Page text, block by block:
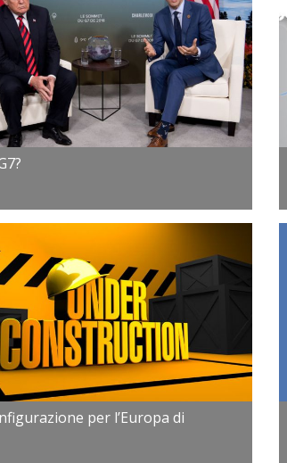
per l’Europa di